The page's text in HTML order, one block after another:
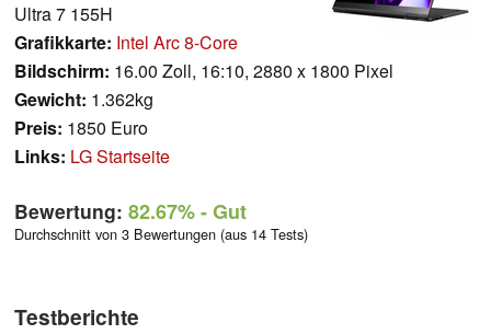
Ultra 7 155H
Grafikkarte: Intel Arc 8-Core
Bildschirm: 16.00 Zoll, 16:10, 2880 x 1800 Pixel
Gewicht: 1.362kg
Preis: 1850 Euro
Links: LG Startseite
Bewertung: 82.67%- Gut
Durchschnitt von 3 Bewertungen (aus 14 Tests)
Testberichte